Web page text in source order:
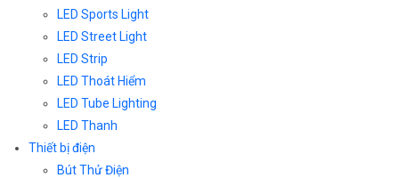
LED Sports Light
LED Street Light
LED Strip
LED Thoát Hiểm
LED Tube Lighting
LED Thanh
Thiết bị điện
Bút Thử Điện